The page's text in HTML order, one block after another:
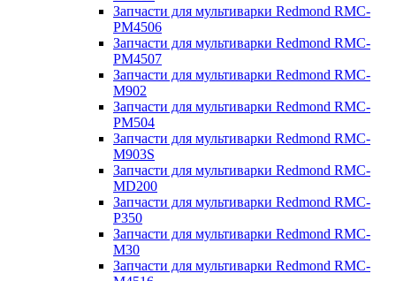
Запчасти для мультиварки Redmond RMC-
PM4506
Запчасти для мультиварки Redmond RMC-
PM4507
Запчасти для мультиварки Redmond RMC-
M902
Запчасти для мультиварки Redmond RMC-
PM504
Запчасти для мультиварки Redmond RMC-
M903S
Запчасти для мультиварки Redmond RMC-
MD200
Запчасти для мультиварки Redmond RMC-
P350
Запчасти для мультиварки Redmond RMC-
M30
Запчасти для мультиварки Redmond RMC-